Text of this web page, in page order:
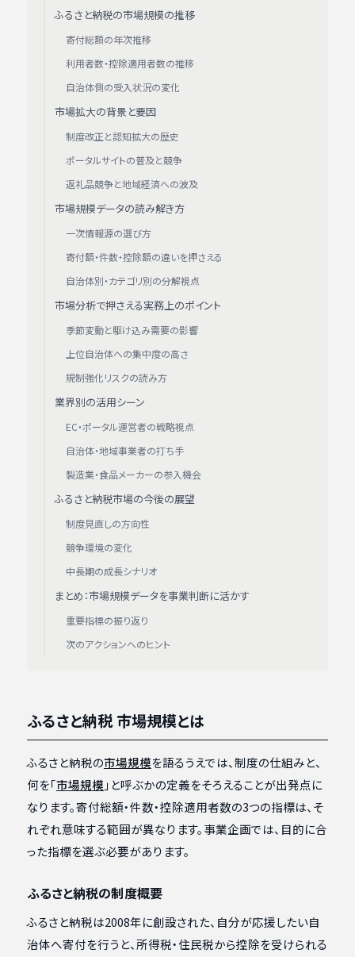
ふるさと納税 市場規模とは
ふるさと納税の市場規模を語るうえでは、制度の仕組みと、
何を「市場規模 」と呼ぶかの定義をそろえることが出発点に
なります。寄付総額・件数・控除適用者数の3つの指標は、そ
れぞれ意味する範囲が異なります。事業企画では、目的に合
った指標を選ぶ必要があります。
ふるさと納税の制度概要
ふるさと納税は2008年に創設された、自分が応援したい自
治体へ寄付を行うと、所得税・住民税から控除を受けられる
ふるさと納税の市場規模の推移
寄付総額の年次推移
利用者数・控除適用者数の推移
自治体側の受入状況の変化
市場拡大の背景と要因
制度改正と認知拡大の歴史
ポータルサイトの普及と競争
返礼品競争と地域経済への波及
市場規模データの読み解き方
一次情報源の選び方
寄付額・件数・控除額の違いを押さえる
自治体別・カテゴリ別の分解視点
市場分析で押さえる実務上のポイント
季節変動と駆け込み需要の影響
上位自治体への集中度の高さ
規制強化リスクの読み方
業界別の活用シーン
EC・ポータル運営者の戦略視点
自治体・地域事業者の打ち手
製造業・食品メーカーの参入機会
ふるさと納税市場の今後の展望
制度見直しの方向性
競争環境の変化
中長期の成長シナリオ
まとめ：市場規模データを事業判断に活かす
重要指標の振り返り
次のアクションへのヒント